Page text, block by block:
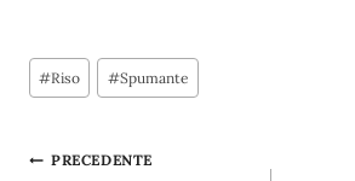
Tag
articolo:
#Riso #Spumante
Navigazione
PRECEDENTE